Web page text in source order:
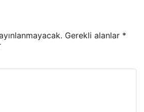
Gerekli alanlar *